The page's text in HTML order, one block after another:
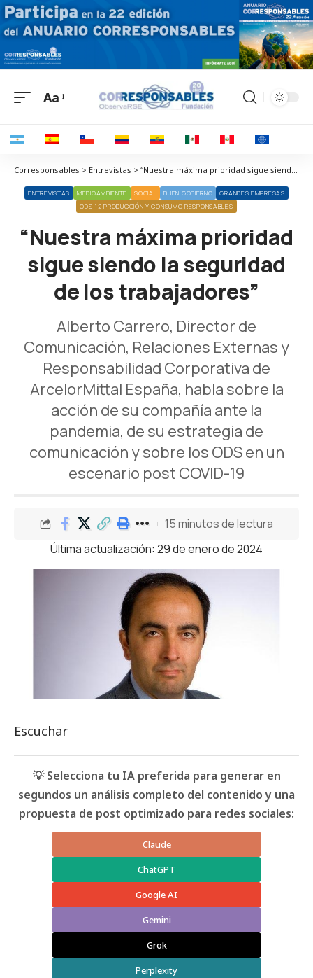
Aa
Corresponsables > Entrevistas > “Nuestra máxima prioridad sigue siendo la seguridad de los trabajadores”
ENTREVISTAS MEDIOAMBIENTE SOCIAL BUEN GOBIERNO
GRANDES EMPRESAS
ODS 12 PRODUCCIÓN Y CONSUMO RESPONSABLES
“Nuestra máxima prioridad
sigue siendo la seguridad
de los trabajadores”
Alberto Carrero, Director de
Comunicación, Relaciones Externas y
Responsabilidad Corporativa de
ArcelorMittal España, habla sobre la
acción de su compañía ante la
pandemia, de su estrategia de
comunicación y sobre los ODS en un
escenario post COVID-19
Última actualización: 29 de enero de 2024
15 minutos de lectura
Escuchar
💡 Selecciona tu IA preferida para generar en
segundos un análisis completo del contenido y una
propuesta de post optimizado para redes sociales:
Claude
ChatGPT
Google AI
Gemini
Grok
Perplexity